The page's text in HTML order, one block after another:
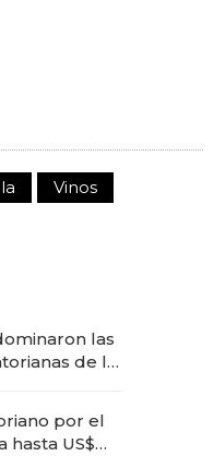
Vinos
las
de la
por el
US$